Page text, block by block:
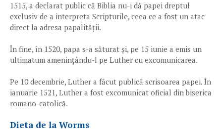
1515, a declarat public că Biblia nu-i dă papei dreptul
exclusiv de a interpreta Scripturile, ceea ce a fost un atac
direct la adresa papalității.
În fine, în 1520, papa s-a săturat și, pe 15 iunie a emis un
ultimatum amenințându-l pe Luther cu excomunicarea.
Pe 10 decembrie, Luther a făcut publică scrisoarea papei. În
ianuarie 1521, Luther a fost excomunicat oficial din biserica
romano-catolică.
Dieta de la Worms